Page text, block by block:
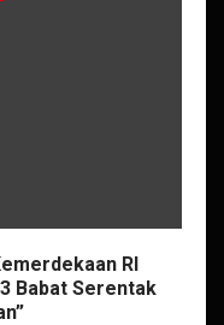
RI
Babat Serentak